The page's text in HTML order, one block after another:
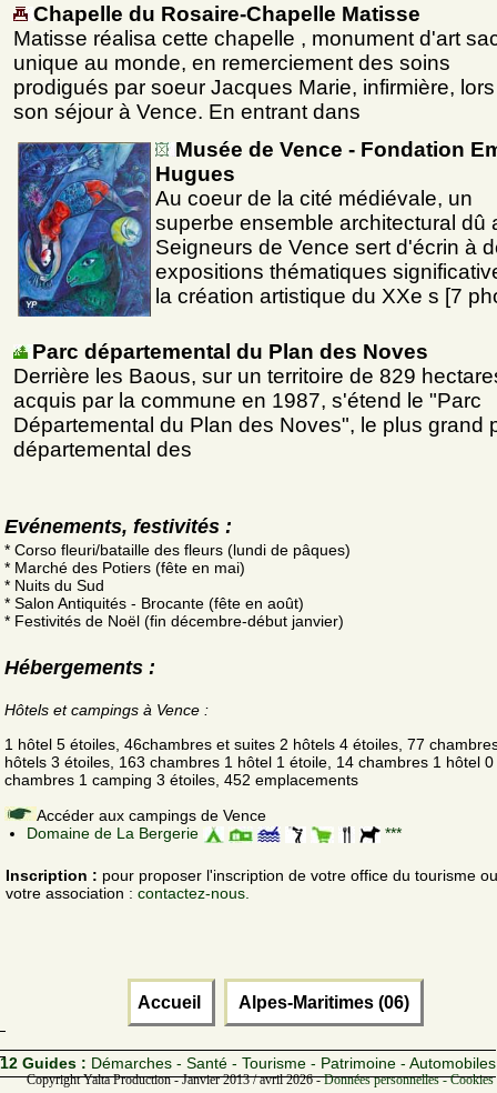
Chapelle du Rosaire-Chapelle Matisse
Matisse réalisa cette chapelle , monument d'art
unique au monde, en remerciement des soins
prodigués par soeur Jacques Marie, infirmière,
son séjour à Vence. En entrant dans
Musée de Vence - Fondation
Hugues
Au coeur de la cité médiévale, un
superbe ensemble architectural dû
Seigneurs de Vence sert d'écrin à
expositions thématiques
la création artistique du XXe s [7
Parc départemental du Plan des Noves
Derrière les Baous, sur un territoire de 829
acquis par la commune en 1987, s'étend le "Parc
Départemental du Plan des Noves", le plus grand
départemental des
Evénements, festivités :
* Corso fleuri/bataille des fleurs (lundi de pâques)
* Marché des Potiers (fête en mai)
* Nuits du Sud
* Salon Antiquités - Brocante (fête en août)
* Festivités de Noël (fin décembre-début janvier)
Hébergements :
Hôtels et campings à Vence :
1 hôtel 5 étoiles, 46chambres et suites 2 hôtels 4 étoiles, 77
hôtels 3 étoiles, 163 chambres 1 hôtel 1 étoile, 14 chambres 1 hôtel
chambres 1 camping 3 étoiles, 452 emplacements
Accéder aux campings de Vence
Domaine de La Bergerie
***
Inscription : pour proposer l'inscription de votre office du tourisme
votre association : contactez-nous.
Accueil Alpes-Maritimes (06)
12 Guides : Démarches - Santé - Tourisme - Patrimoine - Automobiles
Copyright Yalta Production - Janvier 2013 / avril 2026 -Données personnelles -